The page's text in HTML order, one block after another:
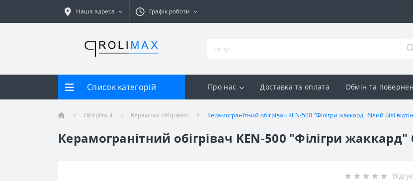
Наша адреса Графік роботи
Список категорій Про нас Доставка та оплата Обмін та
Обігрівачі Керамічні обігрівачі Керамогранітний обігрівач KEN-500 "Філігри жаккард" білий Білі
Керамогранітний обігрівач KEN-500 "Філігри жаккард"